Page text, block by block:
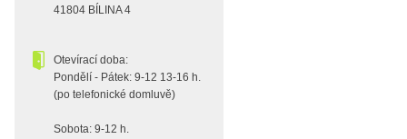
41804 BÍLINA 4
Otevírací doba:
Pondělí - Pátek: 9-12 13-16 h.
(po telefonické domluvě)
Sobota: 9-12 h.